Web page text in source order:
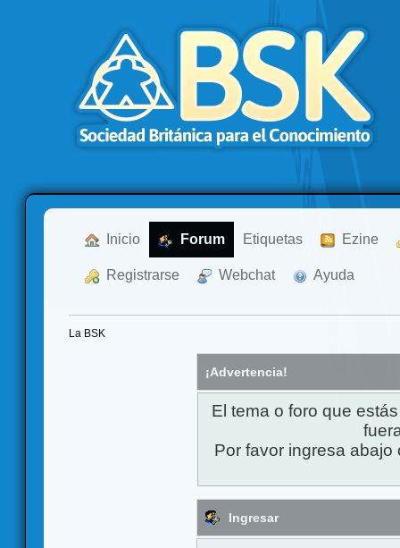
Inicio Forum Etiquetas Ezine
Registrarse Webchat Ayuda
La BSK
¡Advertencia!
El tema o foro que
Por favor ingresa
Ingresar